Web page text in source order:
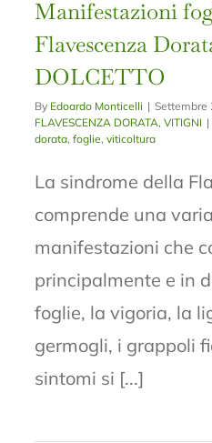
Manifestazioni
Flavescenza
DOLCETTO
By Edoardo Monticelli | Settembre
FLAVESCENZA DORATA,VITIGNI |
dorata,foglie,viticoltura
La sindrome della
comprende una
manifestazioni che
principalmente e in
foglie, la vigoria, la
germogli, i grappoli
sintomi si [...]